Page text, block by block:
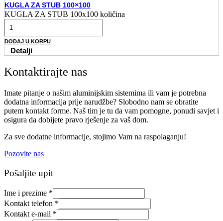
KUGLA ZA STUB 100×100
KUGLA ZA STUB 100x100 količina
DODAJ U KORPU
Detalji
Kontaktirajte nas
Imate pitanje o našim aluminijskim sistemima ili vam je potrebna
dodatna informacija prije narudžbe? Slobodno nam se obratite
putem kontakt forme. Naš tim je tu da vam pomogne, ponudi savjet i
osigura da dobijete pravo rješenje za vaš dom.
Za sve dodatne informacije, stojimo Vam na raspolaganju!
Pozovite nas
Pošaljite upit
Ime i prezime *
Kontakt telefon *
Kontakt e-mail *